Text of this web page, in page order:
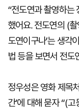
“전도연과 촬영하는
했어요. 전도연의 (
도연이구나’는 생각
법 등을 보면서 전도
정우성은 영화 제목
간’에 대해 묻자 “(